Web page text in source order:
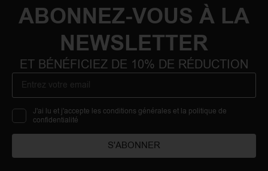
ABONNEZ-VOUS À LA
NEWSLETTER
ET BÉNÉFICIEZ DE 10% DE RÉDUCTION
J'ai lu et j'accepte les conditions générales et la politique de
confidentialité
S'ABONNER